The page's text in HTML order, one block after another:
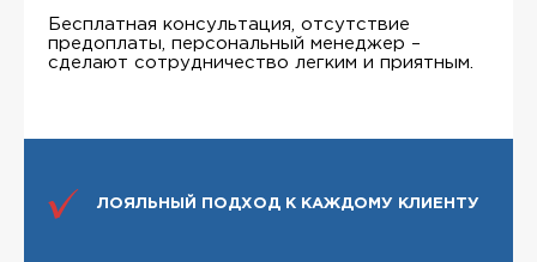
Бесплатная консультация, отсутствие
предоплаты, персональный менеджер –
сделают сотрудничество легким и приятным.
ЛОЯЛЬНЫЙ ПОДХОД К КАЖДОМУ КЛИЕНТУ